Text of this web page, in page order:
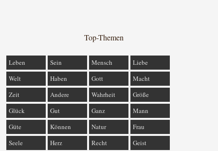
Top-Themen
Leben Sein Mensch
Liebe
Welt
Haben Gott
Macht
Zeit
Andere Wahrheit
Größe
Glück
Gut Ganz
Mann
Güte
Können Natur
Frau
Seele
Herz Recht Geist